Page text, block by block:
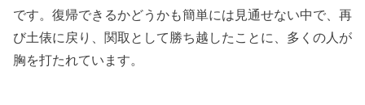
です。復帰できるかどうかも簡単には見通せない中で、再
び土俵に戻り、関取として勝ち越したことに、多くの人が
胸を打たれています。